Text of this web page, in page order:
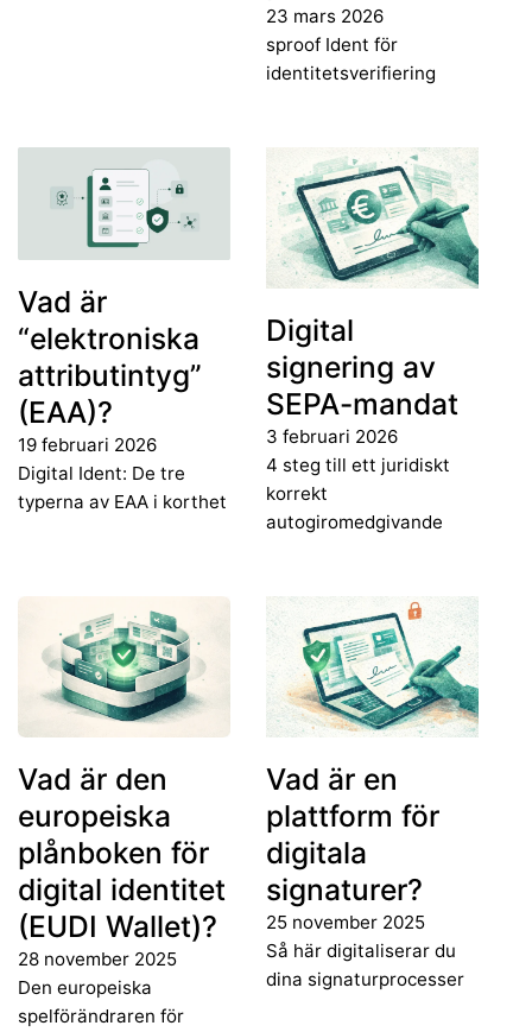
23 mars 2026
sproof Ident för
identitetsverifiering
Vad är
“elektroniska
attributintyg”
(EAA)?
19 februari 2026
Digital Ident: De tre
typerna av EAA i korthet
Digital
signering av
SEPA-mandat
3 februari 2026
4 steg till ett juridiskt
korrekt
autogiromedgivande
Vad är den
europeiska
plånboken för
digital identitet
(EUDI Wallet)?
28 november 2025
Den europeiska
spelförändraren för
Vad är en
plattform för
digitala
signaturer?
25 november 2025
Så här digitaliserar du
dina signaturprocesser